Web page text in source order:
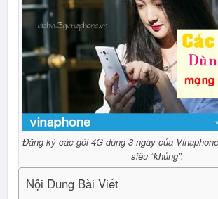
Đăng ký các gói 4G dùng 3 ngày của
siêu “khủng”.
Nội Dung Bài Viết